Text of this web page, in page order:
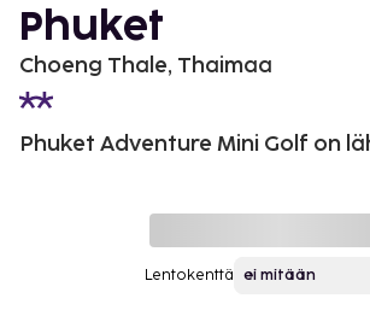
Phuket
Choeng Thale, Thaimaa
Phuket Adventure Mini Golf on
Lentokenttä